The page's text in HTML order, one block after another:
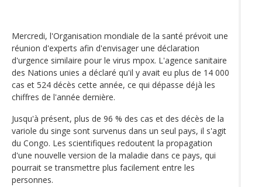
Mercredi, l'Organisation mondiale de la santé prévoit une
réunion d'experts afin d'envisager une déclaration
d'urgence similaire pour le virus mpox. L'agence sanitaire
des Nations unies a déclaré qu'il y avait eu plus de 14 000
cas et 524 décès cette année, ce qui dépasse déjà les
chiffres de l'année dernière.
Jusqu'à présent, plus de 96 % des cas et des décès de la
variole du singe sont survenus dans un seul pays, il s'agit
du Congo. Les scientifiques redoutent la propagation
d'une nouvelle version de la maladie dans ce pays, qui
pourrait se transmettre plus facilement entre les
personnes.